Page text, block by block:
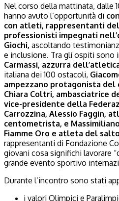
Nel corso della mattinata, dalle
hanno avuto l’opportunità di
con atleti, rappresentanti
professionisti impegnati
Giochi, ascoltando
e inclusione. Tra gli ospiti sono
Carmassi, azzurra
italiana dei 100 ostacoli,
ampezzano protagonista
Chiara Coltri, ambasciatrice
vice-presidente della
Carrozzina, Alessio Faggin,
centometrista, e
Fiamme Oro e atleta del
rappresentanti di Fondazione
giovani cosa significhi lavorare
grande evento sportivo
Durante l’incontro sono stati
i valori Olimpici e